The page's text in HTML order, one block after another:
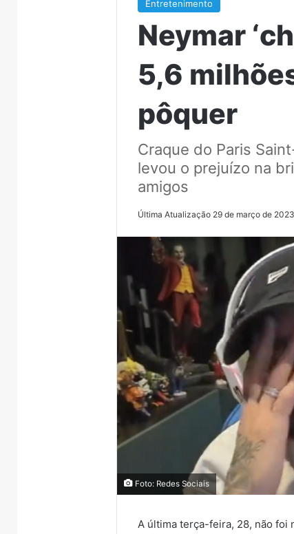
Entretenimento
Neymar
5,6
pôquer
Craque do Paris
levou o prejuízo na
amigos
Última Atualização 29 de março de 2023
Foto: Redes Sociais
A última terça-feira, 28, não foi